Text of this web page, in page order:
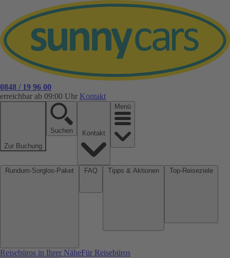
0848 / 19 96 00
erreichbar ab 09:00 Uhr Kontakt
Zur Buchung
Suchen
Menü
Reisebüros in Ihrer NäheFür Reisebüros